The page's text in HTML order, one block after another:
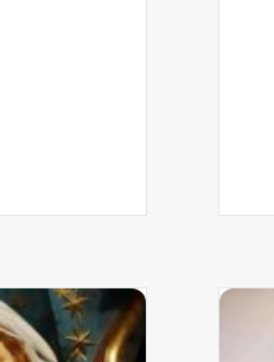
Wijzen brengen hulde aan